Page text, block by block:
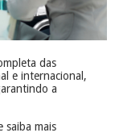
das
e internacional,
a
saiba mais